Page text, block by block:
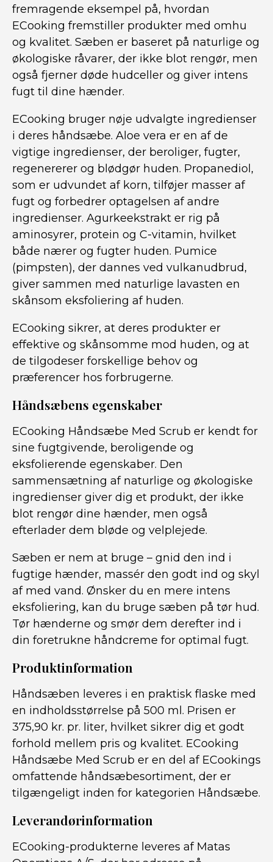
fremragende eksempel på, hvordan
ECooking fremstiller produkter med omhu
og kvalitet. Sæben er baseret på naturlige og
økologiske råvarer, der ikke blot rengør, men
også fjerner døde hudceller og giver intens
fugt til dine hænder.
ECooking bruger nøje udvalgte ingredienser
i deres håndsæbe. Aloe vera er en af de
vigtige ingredienser, der beroliger, fugter,
regenererer og blødgør huden. Propanediol,
som er udvundet af korn, tilføjer masser af
fugt og forbedrer optagelsen af andre
ingredienser. Agurkeekstrakt er rig på
aminosyrer, protein og C-vitamin, hvilket
både nærer og fugter huden. Pumice
(pimpsten), der dannes ved vulkanudbrud,
giver sammen med naturlige lavasten en
skånsom eksfoliering af huden.
ECooking sikrer, at deres produkter er
effektive og skånsomme mod huden, og at
de tilgodeser forskellige behov og
præferencer hos forbrugerne.
Håndsæbens egenskaber
ECooking Håndsæbe Med Scrub er kendt for
sine fugtgivende, beroligende og
eksfolierende egenskaber. Den
sammensætning af naturlige og økologiske
ingredienser giver dig et produkt, der ikke
blot rengør dine hænder, men også
efterlader dem bløde og velplejede.
Sæben er nem at bruge – gnid den ind i
fugtige hænder, massér den godt ind og skyl
af med vand. Ønsker du en mere intens
eksfoliering, kan du bruge sæben på tør hud.
Tør hænderne og smør dem derefter ind i
din foretrukne håndcreme for optimal fugt.
Produktinformation
Håndsæben leveres i en praktisk flaske med
en indholdsstørrelse på 500 ml. Prisen er
375,90 kr. pr. liter, hvilket sikrer dig et godt
forhold mellem pris og kvalitet. ECooking
Håndsæbe Med Scrub er en del af ECookings
omfattende håndsæbesortiment, der er
tilgængeligt inden for kategorien Håndsæbe.
Leverandørinformation
ECooking-produkterne leveres af Matas